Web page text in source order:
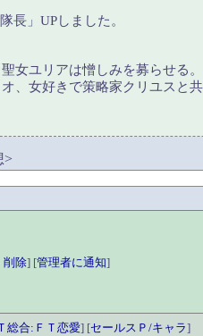
長」UPしました。
女ユリアは憎しみを募らせる
、女好きで策略家クリユスと
>
削除] [管理者に通知]
総合:ＦＴ恋愛] [セールスＰ/キャラ]